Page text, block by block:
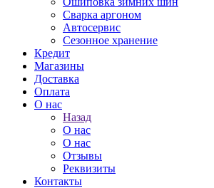
Сварка аргоном
Автосервис
Сезонное хранение
Кредит
Магазины
Доставка
Оплата
О нас
Назад
О нас
О нас
Отзывы
Реквизиты
Контакты